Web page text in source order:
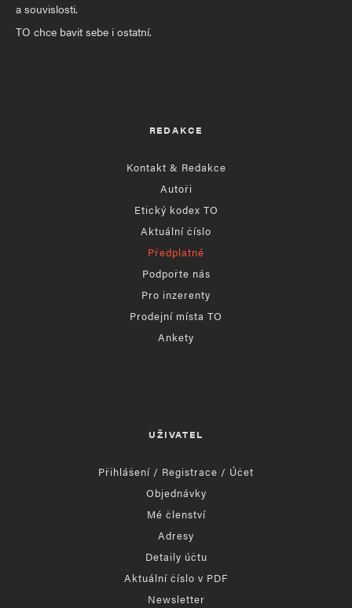
a souvislosti.
TO chce bavit sebe i ostatní.
REDAKCE
Kontakt & Redakce
Autoři
Etický kodex TO
Aktuální číslo
Předplatné
Podpořte nás
Pro inzerenty
Prodejní místa TO
Ankety
UŽIVATEL
Přihlášení / Registrace / Účet
Objednávky
Mé členství
Adresy
Detaily účtu
Aktuální číslo v PDF
Newsletter